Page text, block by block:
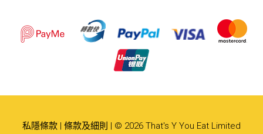
私隱條款 | 條款及細則 | © 2026 That's Y You Eat Limited